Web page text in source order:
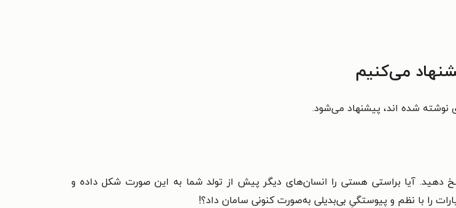
می‌کنیم
نوشته شده اند، پیشنهاد می‌شود.
دهید. آیا براستی هستی را انسان‌های دیگر پیش از تولد شما به این صورت شکل داده و
را با نظم و پیوستگیِ بی‌بدیلی به‌صورت کنونی سامان داد؟!